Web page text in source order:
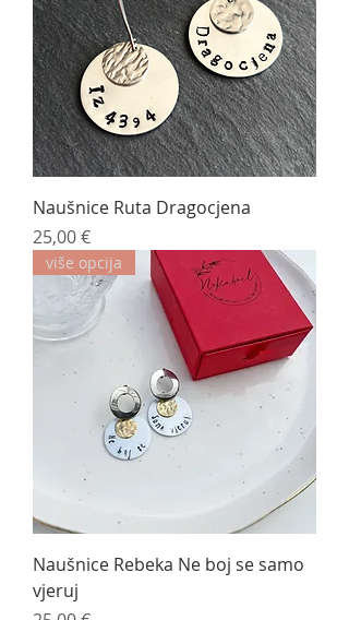
Naušnice Ruta Dragocjena
Cijena
25,00 €
više opcija
Naušnice Rebeka Ne boj se samo
vjeruj